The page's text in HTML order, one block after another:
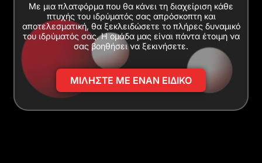
Με μια πλατφόρμα που θα κάνει τη διαχείριση κάθε
πτυχής του ιδρύματός σας απρόσκοπτη και
αποτελεσματική, θα ξεκλειδώσετε το πλήρες δυναμικό
του ιδρύματός σας. Η ομάδα μας είναι πάντα έτοιμη να
σας βοηθήσει να ξεκινήσετε.
ΜΙΛΗΣΤΕ ΜΕ ΕΝΑΝ ΕΙΔΙΚΟ